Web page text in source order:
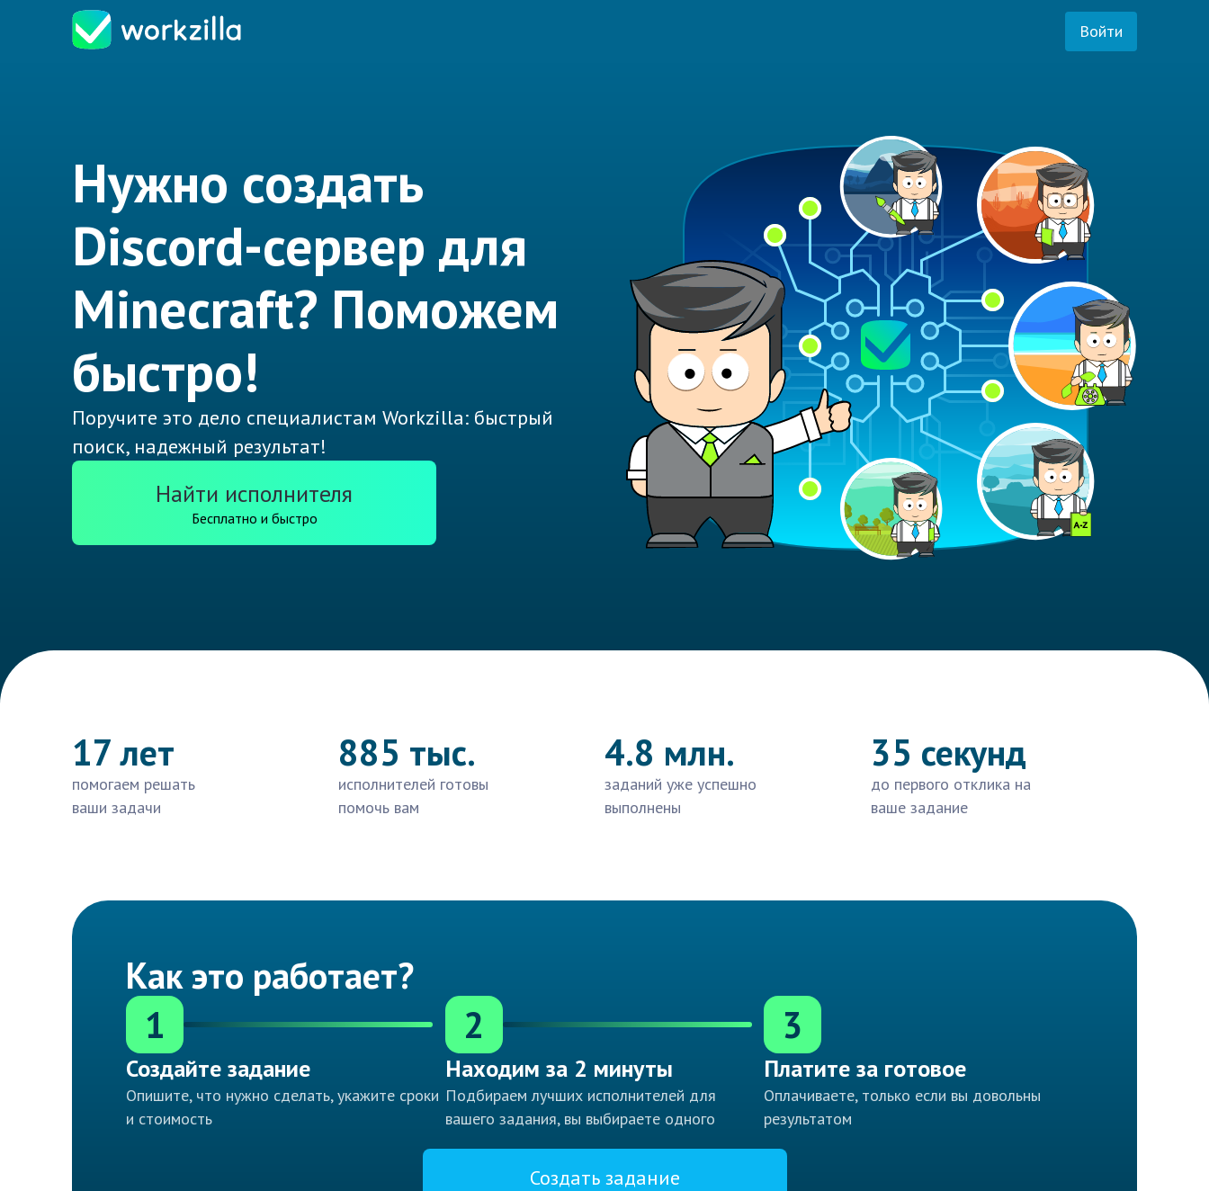
Войти
Нужно создать
Discord-сервер для
Minecraft? Поможем
быстро!
Поручите это дело специалистам Workzilla: быстрый
поиск, надежный результат!
Найти исполнителя
Бесплатно и быстро
17 лет
помогаем решать
ваши задачи
885 тыс.
исполнителей готовы
помочь вам
4.8 млн.
заданий уже успешно
выполнены
35 секунд
до первого отклика на
ваше задание
Как это работает?
1
Создайте задание
Опишите, что нужно сделать, укажите сроки
и стоимость
2
Находим за 2 минуты
Подбираем лучших исполнителей для
вашего задания, вы выбираете одного
3
Платите за готовое
Оплачиваете, только если вы довольны
результатом
Создать задание